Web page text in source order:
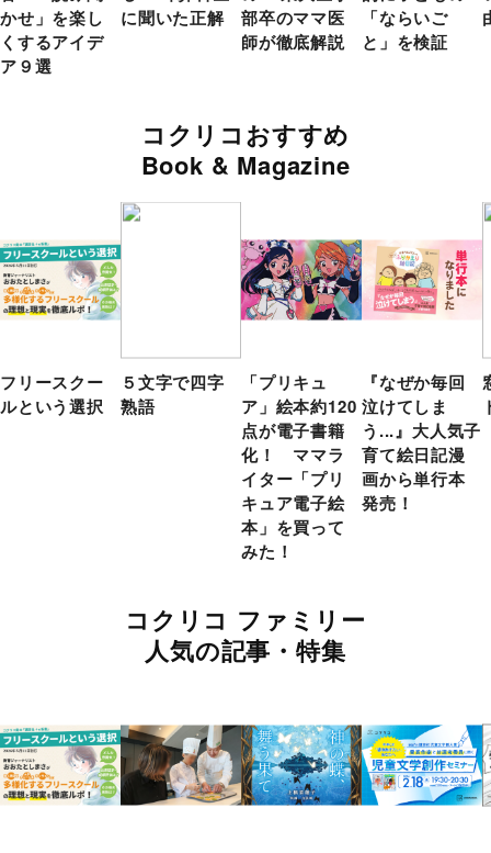
かせ」を楽し
くするアイデ
ア９選
に聞いた正解
部卒のママ医
師が徹底解説
「ならいご
と」を検証
コクリコおすすめ
Book & Magazine
フリースクー
ルという選択
５文字で四字
熟語
「プリキュ
ア」絵本約120
点が電子書籍
化！ ママラ
イター「プリ
キュア電子絵
本」を買って
みた！
『なぜか毎回
泣けてしま
う...』大人気子
育て絵日記漫
画から単行本
発売！
コクリコ ファミリー
人気の記事・特集